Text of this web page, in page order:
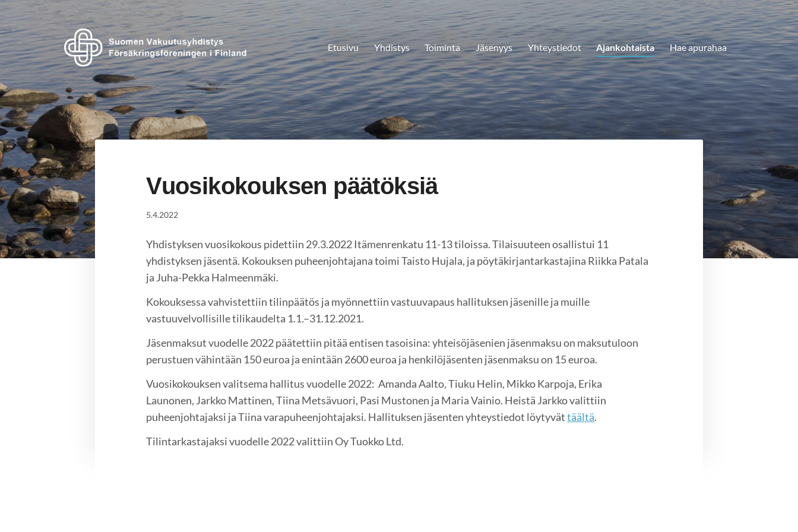
Siirry
sivun
sisältöön
Suomen Vakuutusyhdistys ry Etusivu Yhdistys Toiminta Jäsenyys Yhteystiedot Ajankohtaista Hae apurahaa
Vuosikokouksen päätöksiä
5.4.2022
Yhdistyksen vuosikokous pidettiin 29.3.2022 Itämenrenkatu 11-13 tiloissa. Tilaisuuteen osallistui 11
yhdistyksen jäsentä. Kokouksen puheenjohtajana toimi Taisto Hujala, ja pöytäkirjantarkastajina Riikka Patala
ja Juha-Pekka Halmeenmäki.
Kokouksessa vahvistettiin tilinpäätös ja myönnettiin vastuuvapaus hallituksen jäsenille ja muille
vastuuvelvollisille tilikaudelta 1.1.–31.12.2021.
Jäsenmaksut vuodelle 2022 päätettiin pitää entisen tasoisina: yhteisöjäsenien jäsenmaksu on maksutuloon
perustuen vähintään 150 euroa ja enintään 2600 euroa ja henkilöjäsenten jäsenmaksu on 15 euroa.
Vuosikokouksen valitsema hallitus vuodelle 2022: Amanda Aalto, Tiuku Helin, Mikko Karpoja, Erika
Launonen, Jarkko Mattinen, Tiina Metsävuori, Pasi Mustonen ja Maria Vainio. Heistä Jarkko valittiin
puheenjohtajaksi ja Tiina varapuheenjohtajaksi. Hallituksen jäsenten yhteystiedot löytyvättäältä.
Tilintarkastajaksi vuodelle 2022 valittiin Oy Tuokko Ltd.